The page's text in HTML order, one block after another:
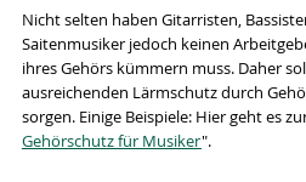
Nicht selten haben Gitarristen,
Saitenmusiker jedoch keinen
ihres Gehörs kümmern muss. Daher
ausreichenden Lärmschutz durch
sorgen. Einige Beispiele: Hier geht es
Gehörschutz für Musiker".